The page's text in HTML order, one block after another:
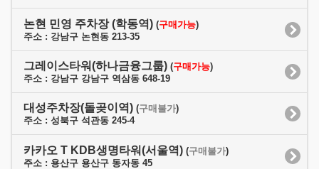
논현 민영 주차장 (학동역) (구매가능)
주소 : 강남구 논현동 213-35
그레이스타워(하나금융그룹) (구매가능)
주소 : 강남구 강남구 역삼동 648-19
대성주차장(돌곶이역) (구매불가)
주소 : 성북구 석관동 245-4
카카오 T KDB생명타워(서울역) (구매불가)
주소 : 용산구 용산구 동자동 45